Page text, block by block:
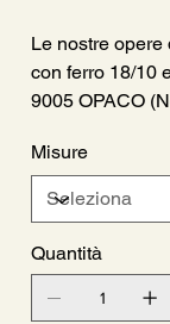
Le nostre
con ferro 18/10
9005 OPACO
Misure
Quantità